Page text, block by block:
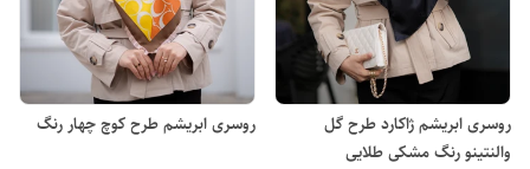
روسری ابریشم ژاکارد طرح گل
والنتینو رنگ مشکی طلایی
روسری ابریشم طرح کوچ چهار رنگ